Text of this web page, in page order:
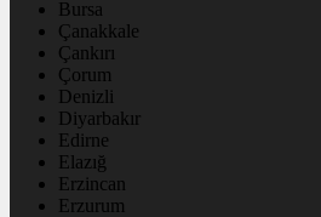
Bursa
Çanakkale
Çankırı
Çorum
Denizli
Diyarbakır
Edirne
Elazığ
Erzincan
Erzurum